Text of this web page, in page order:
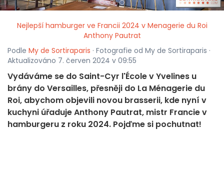
Nejlepší hamburger ve Francii 2024 v Menagerie du Roi
Anthony Pautrat
Podle My de Sortiraparis · Fotografie od My de Sortiraparis ·
Aktualizováno 7. červen 2024 v 09:55
Vydáváme se do Saint-Cyr l'École v Yvelines u
brány do Versailles, přesněji do La Ménagerie du
Roi, abychom objevili novou brasserii, kde nyní v
kuchyni úřaduje Anthony Pautrat, mistr Francie v
hamburgeru z roku 2024. Pojďme si pochutnat!